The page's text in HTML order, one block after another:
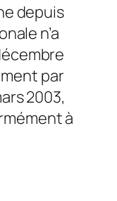
depuis
n’a
par
2003,
à